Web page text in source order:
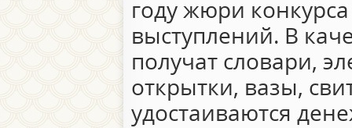
году жюри
выступлений. В
получат словари,
открытки, вазы,
удостаиваются